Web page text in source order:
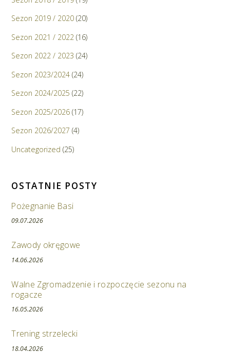
Sezon 2019 / 2020 (20)
Sezon 2021 / 2022 (16)
Sezon 2022 / 2023 (24)
Sezon 2023/2024 (24)
Sezon 2024/2025 (22)
Sezon 2025/2026 (17)
Sezon 2026/2027 (4)
Uncategorized (25)
OSTATNIE POSTY
Pożegnanie Basi
09.07.2026
Zawody okręgowe
14.06.2026
Walne Zgromadzenie i rozpoczęcie sezonu na
rogacze
16.05.2026
Trening strzelecki
18.04.2026